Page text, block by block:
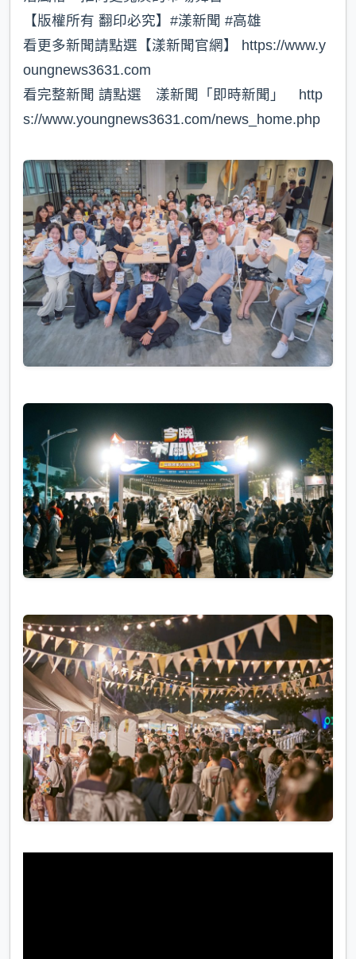
【版權所有 翻印必究】#漾新聞 #高雄
看更多新聞請點選【漾新聞官網】 https://www.y
oungnews3631.com
看完整新聞 請點選 漾新聞「即時新聞」 http
s://www.youngnews3631.com/news_home.php